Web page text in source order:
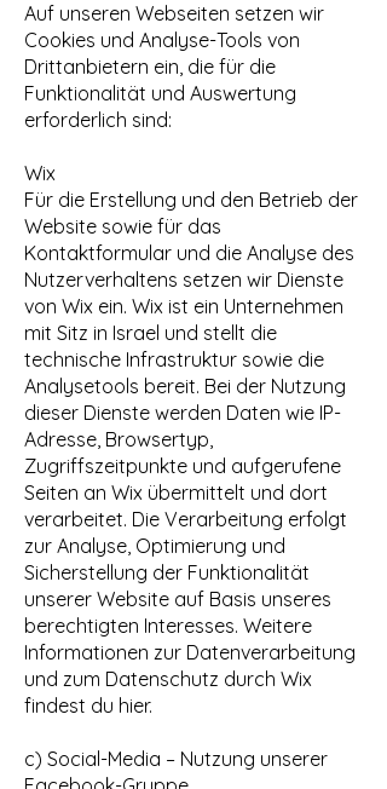
Auf unseren Webseiten setzen wir
Cookies und Analyse-Tools von
Drittanbietern ein, die für die
Funktionalität und Auswertung
erforderlich sind:
Wix
Für die Erstellung und den Betrieb der
Website sowie für das
Kontaktformular und die Analyse des
Nutzerverhaltens setzen wir Dienste
von Wix ein. Wix ist ein Unternehmen
mit Sitz in Israel und stellt die
technische Infrastruktur sowie die
Analysetools bereit. Bei der Nutzung
dieser Dienste werden Daten wie IP-
Adresse, Browsertyp,
Zugriffszeitpunkte und aufgerufene
Seiten an Wix übermittelt und dort
verarbeitet. Die Verarbeitung erfolgt
zur Analyse, Optimierung und
Sicherstellung der Funktionalität
unserer Website auf Basis unseres
berechtigten Interesses. Weitere
Informationen zur Datenverarbeitung
und zum Datenschutz durch Wix
findest du hier.
c) Social-Media – Nutzung unserer